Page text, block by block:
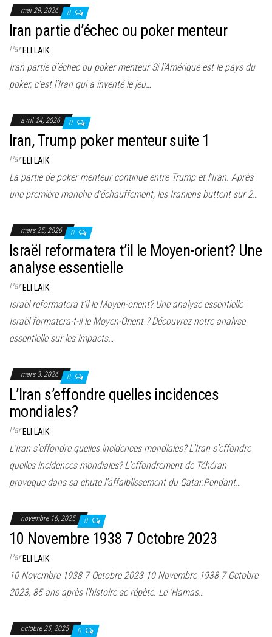
mai 29, 2026 0
Iran partie d’échec ou poker menteur
ParELI LAIK
Iran partie d’échec ou poker menteur Si l’Amérique est le pays du
poker, c’est l’Iran qui a inventé le jeu…
avril 24, 2026 0
Iran, Trump poker menteur suite 1
ParELI LAIK
La partie de poker menteur continue entre Trump et l’Iran. Après
une première manche d’échauffement, les Iraniens buttent sur 2…
mars 25, 2026 0
Israël reformatera t’il le Moyen-orient? Une
analyse essentielle
ParELI LAIK
Israël reformatera t’il le Moyen-orient? Une analyse essentielle
Israël formatera-t-il le Moyen-Orient ? Découvrez notre analyse
essentielle sur les impacts…
mars 3, 2026 0
L’Iran s’effondre quelles incidences
mondiales?
ParELI LAIK
L’Iran s’effondre quelles incidences mondiales? L’Iran s’effondre
quelles incidences mondiales? L’effondrement de Téhéran
provoque dans sa chute l’affaiblissement du Qatar.Pendant…
novembre 16, 2025 0
10 Novembre 1938 7 Octobre 2023
ParELI LAIK
10 Novembre 1938 7 Octobre 2023 10 Novembre 1938 7 Octobre
2023, 85 ans après l’histoire se répète. Le ‘Hamas…
octobre 25, 2025 0